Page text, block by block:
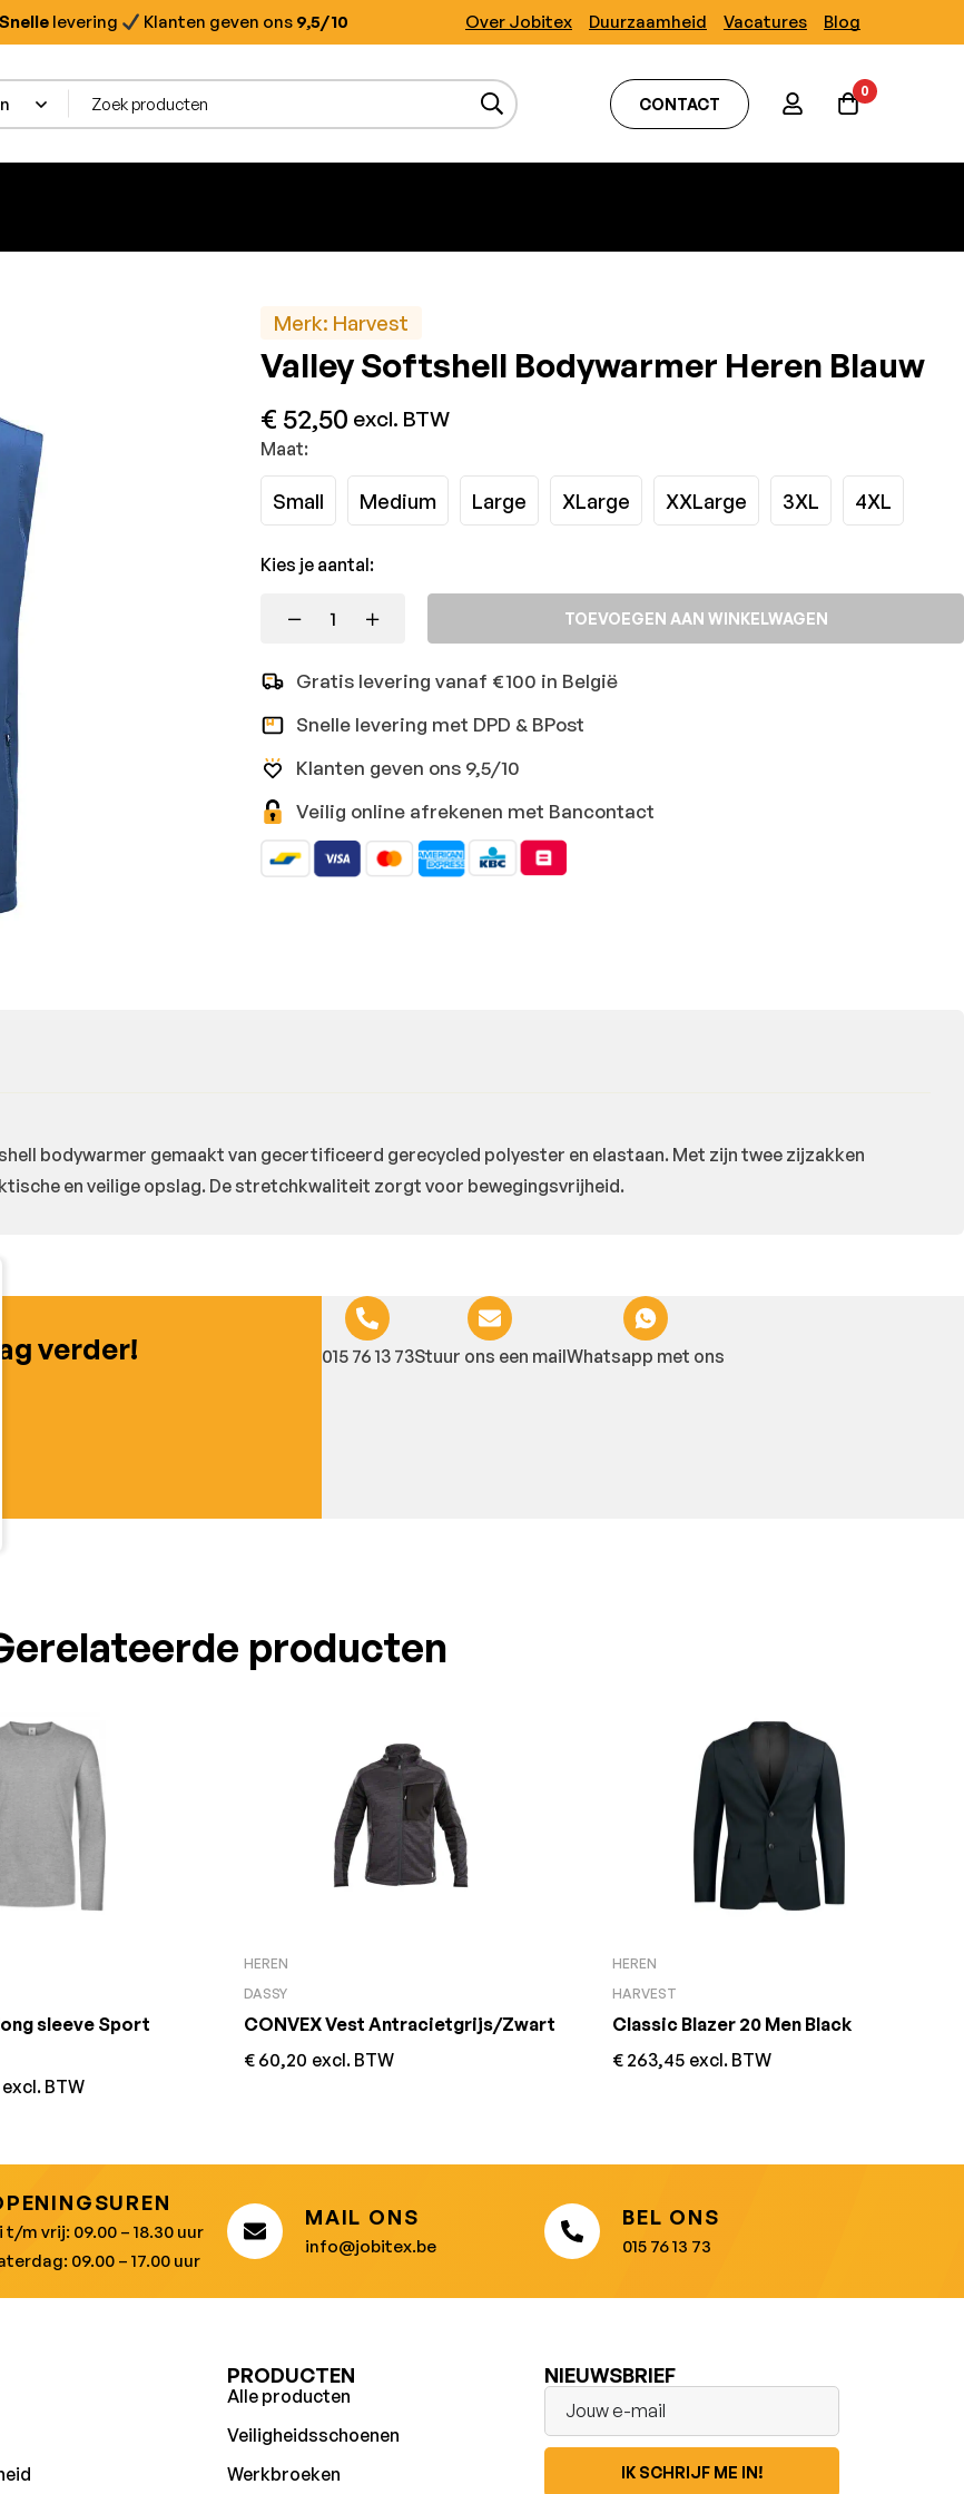
Snelle levering Klanten geven ons 9,5/10 Over Jobitex Duurzaamheid Vacatures Blog
CONTACT
0
Merk: Harvest
Valley Softshell Bodywarmer Heren Blauw
€ 52,50 excl. BTW
Maat:
Small Medium Large XLarge XXLarge 3XL 4XL
Kies je aantal:
TOEVOEGEN AAN WINKELWAGEN
Gratis levering vanaf €100 in België
Snelle levering met DPD & BPost
Klanten geven ons 9,5/10
Veilig online afrekenen met Bancontact
bodywarmer gemaakt van gecertificeerd gerecycled polyester en elastaan. Met zijn twee zijzakken
en veilige opslag. De stretchkwaliteit zorgt voor bewegingsvrijheid.
verder! 015 76 13 73Stuur ons een mailWhatsapp met ons
producten
sleeve Sport
excl. BTW
HEREN
DASSY
CONVEX Vest Antracietgrijs/Zwart
€ 60,20 excl. BTW
HEREN
HARVEST
Classic Blazer 20 Men Black
€ 263,45 excl. BTW
t/m vrij: 09.00 – 18.30 uur
09.00 – 17.00 uur
MAIL ONS
info@jobitex.be
BEL ONS
015 76 13 73
PRODUCTEN
Alle producten
Veiligheidsschoenen
Werkbroeken
NIEUWSBRIEF
IK SCHRIJF ME IN!